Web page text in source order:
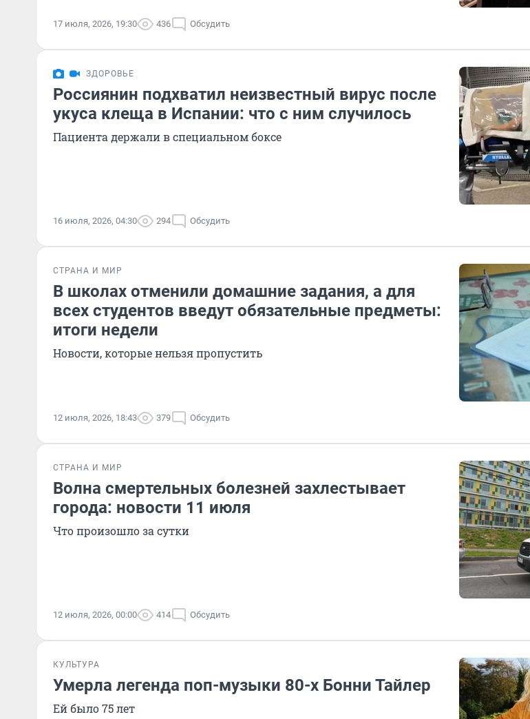
17 июля, 2026, 19:30 436 Обсудить
ЗДОРОВЬЕ
Россиянин подхватил неизвестный вирус после
укуса клеща в Испании: что с ним случилось
Пациента держали в специальном боксе
16 июля, 2026, 04:30 294 Обсудить
СТРАНА И МИР
В школах отменили домашние задания, а для
всех студентов введут обязательные предметы:
итоги недели
Новости, которые нельзя пропустить
12 июля, 2026, 18:43 379 Обсудить
СТРАНА И МИР
Волна смертельных болезней захлестывает
города: новости 11 июля
Что произошло за сутки
12 июля, 2026, 00:00 414 Обсудить
КУЛЬТУРА
Умерла легенда поп-музыки 80-х Бонни Тайлер
Ей было 75 лет